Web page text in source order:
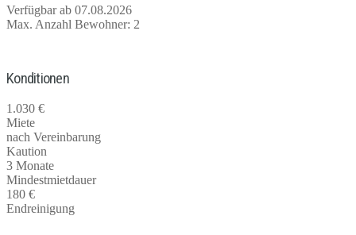
Verfügbar ab 07.08.2026
Max. Anzahl Bewohner: 2
Konditionen
1.030 €
Miete
nach Vereinbarung
Kaution
3 Monate
Mindestmietdauer
180 €
Endreinigung